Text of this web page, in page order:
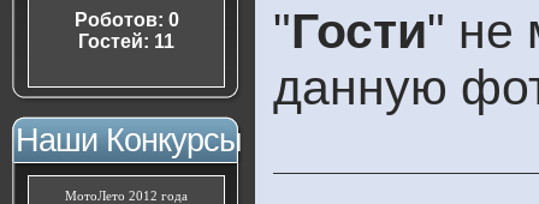
Роботов: 0
Гостей: 11
Наши Конкурсы
МотоЛето 2012 года
"Гости" не
данную